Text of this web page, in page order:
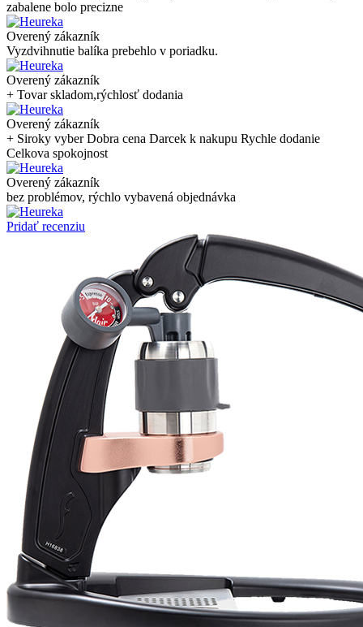
zabalene bolo precizne
Overený zákazník
Vyzdvihnutie balíka prebehlo v poriadku.
Overený zákazník
+ Tovar skladom,rýchlosť dodania
Overený zákazník
+ Siroky vyber Dobra cena Darcek k nakupu Rychle dodanie
Celkova spokojnost
Overený zákazník
bez problémov, rýchlo vybavená objednávka
Pridať recenziu